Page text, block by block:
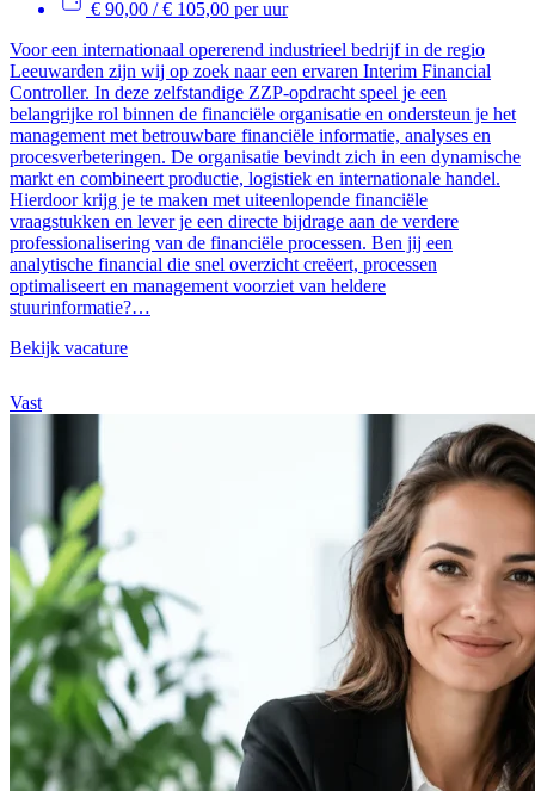
€ 90,00 / € 105,00 per uur
Voor een internationaal opererend industrieel bedrijf in de regio
Leeuwarden zijn wij op zoek naar een ervaren Interim Financial
Controller. In deze zelfstandige ZZP-opdracht speel je een
belangrijke rol binnen de financiële organisatie en ondersteun je het
management met betrouwbare financiële informatie, analyses en
procesverbeteringen. De organisatie bevindt zich in een dynamische
markt en combineert productie, logistiek en internationale handel.
Hierdoor krijg je te maken met uiteenlopende financiële
vraagstukken en lever je een directe bijdrage aan de verdere
professionalisering van de financiële processen. Ben jij een
analytische financial die snel overzicht creëert, processen
optimaliseert en management voorziet van heldere
stuurinformatie?…
Bekijk vacature
Vast